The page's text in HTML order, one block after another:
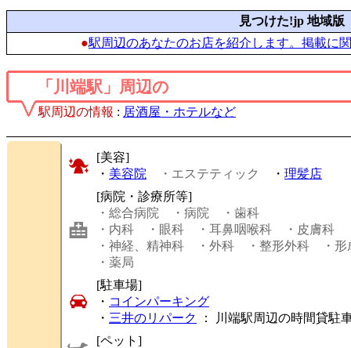
見つけた!jp 地域版
●駅周辺のあなたのお店を紹介します。掲載に
「川端駅」周辺の
駅周辺の情報 : 居酒屋・ホテルなど
[美容]
・ 美容院 ・エステティック ・ 理髪店
[病院・診療所等]
・総合病院
・病院
・歯科
・内科
・眼科 ・耳鼻咽喉科 ・皮膚科
・神経、精神科
・外科 ・整形外科
・
・薬局
[駐車場]
・ コインパーキング
・ 三井のリパーク
： 川端駅周辺の時間貸駐
[ペット]